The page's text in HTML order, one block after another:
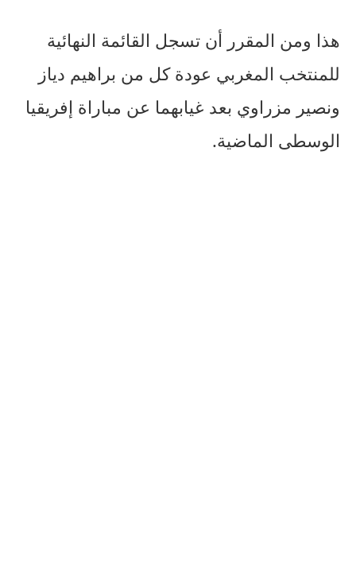
هذا ومن المقرر أن تسجل القائمة النهائية
للمنتخب المغربي عودة كل من براهيم دياز
ونصير مزراوي بعد غيابهما عن مباراة إفريقيا
الوسطى الماضية.